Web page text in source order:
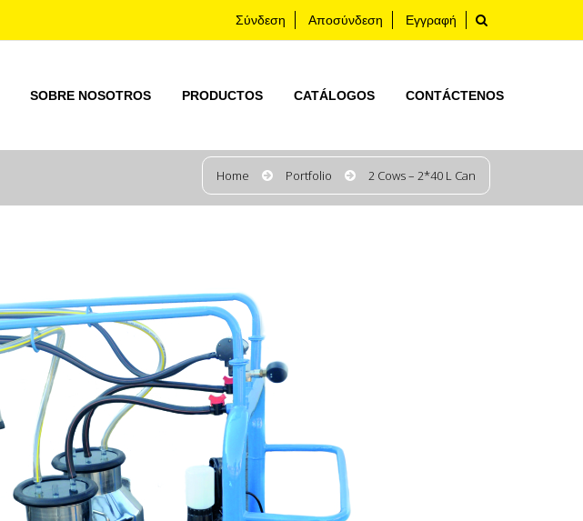
Σύνδεση Αποσύνδεση Εγγραφή
SOBRE NOSOTROS PRODUCTOS CATÁLOGOS CONTÁCTENOS
Home Portfolio 2 Cows – 2*40 L Can